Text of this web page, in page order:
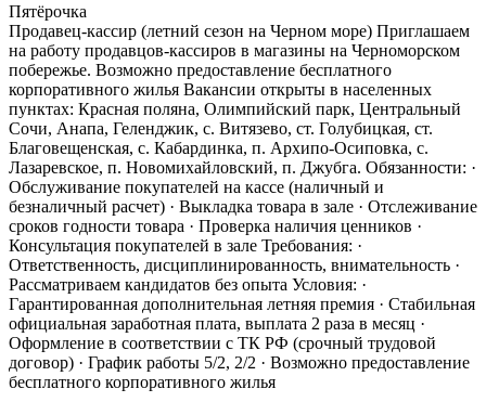
Пятёрочка
Продавец-кассир (летний сезон на Черном море) Приглашаем
на работу продавцов-кассиров в магазины на Черноморском
побережье. Возможно предоставление бесплатного
корпоративного жилья Вакансии открыты в населенных
пунктах: Красная поляна, Олимпийский парк, Центральный
Сочи, Анапа, Геленджик, с. Витязево, ст. Голубицкая, ст.
Благовещенская, с. Кабардинка, п. Архипо-Осиповка, с.
Лазаревское, п. Новомихайловский, п. Джубга. Обязанности: ·
Обслуживание покупателей на кассе (наличный и
безналичный расчет) · Выкладка товара в зале · Отслеживание
сроков годности товара · Проверка наличия ценников ·
Консультация покупателей в зале Требования: ·
Ответственность, дисциплинированность, внимательность ·
Рассматриваем кандидатов без опыта Условия: ·
Гарантированная дополнительная летняя премия · Стабильная
официальная заработная плата, выплата 2 раза в месяц ·
Оформление в соответствии с ТК РФ (срочный трудовой
договор) · График работы 5/2, 2/2 · Возможно предоставление
бесплатного корпоративного жилья